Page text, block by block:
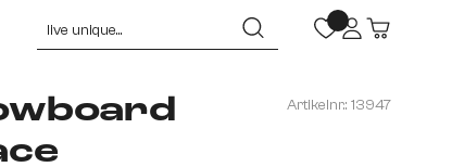
Artikelnr.: 13947